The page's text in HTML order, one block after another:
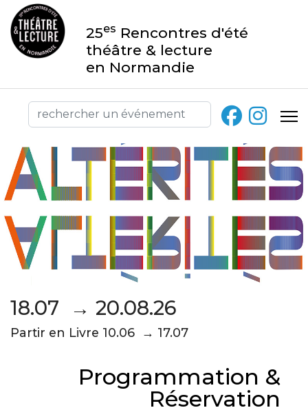
25es Rencontres d'été
théâtre & lecture
en Normandie
18.07 → 20.08.26
Partir en Livre 10.06 → 17.07
Programmation &
Réservation